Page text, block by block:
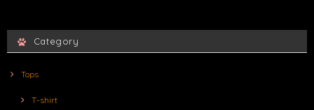
Category
Tops
T-shirt